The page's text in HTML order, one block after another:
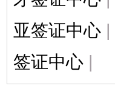
亚签证中心 |
签证中心 |